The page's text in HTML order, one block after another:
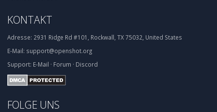
KONTAKT
Adresse: 2931 Ridge Rd #101, Rockwall, TX 75032, United States
E-Mail: support@openshot.org
Support: E-Mail · Forum · Discord
FOLGE UNS